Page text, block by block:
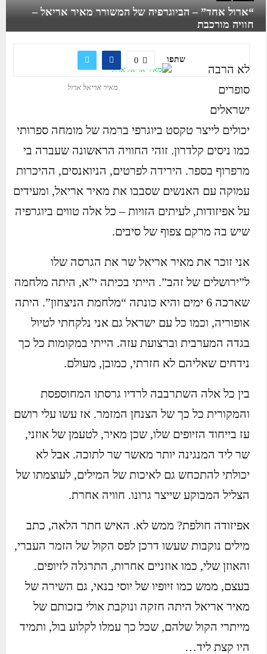
“ארול אחד” – הביוגרפיה של המשורר מאיר אריאל –
חוויה מורכבת
שתפו 0
מאיר אריאל ארול
לא הרבה
סופרים
ישראלים
יכולים לייצר טקסט ביוגרפי ברמה של מומחה ספרותי
כמו ניסים קלדרון. זוהי החוויה הראשונה שעברה בי
מרפרוף בספר. הירידה לפרטים, הניואנסים, ההיכרות
עמוקה עם האנשים שסבבו את מאיר אריאל, ומעידים
על אפיזודות, לעיתים הזויות – כל אלה טווים ביוגרפיה
שיש בה מרקם צפוף של סיבים.
אני זוכר את מאיר אריאל שר את הגרסה שלו
ל”ירושלים של זהב”. הייתי בכיתה י”א, היתה מלחמה
שארכה 6 ימים והיא כונתה “מלחמת הניצחון”. היתה
אופוריה, וכמו כל עם ישראל גם אני נלקחתי לטיול
בגדה המערבית וברצועת עזה. הייתי במקומות כל כך
נידחים שאליהם לא חזרתי, כמובן, מעולם.
בין כל אלה השתרבבה לרדיו גרסתו המחוספסת
והמקורית כל כך של הצנחן המזמר. אז עשו עלי רושם
עז בייחוד הזיופים שלו, שכן מאיר, לטעמן של אוזני,
שר ליד המנגינה יותר מאשר שר לתוכה. אבל לא
יכולתי להתכחש גם לאיכות של המילים, לעוצמתו של
הצליל המבוקע שייצר גרונו. חוויה אחרת.
אפיזודה חולפת? ממש לא. האיש חתר הלאה, כתב
מילים נוקבות שעשו דרכן לפס הקול של הזמר העברי,
והאוזן שלי, כמו אוזניים אחרות, התרגלה לזיופים.
בעצם, ממש כמו זיופיו של יוסי בנאי, גם השירה של
מאיר אריאל היתה חזקה ונוקבת אולי בזכותם של
מייתרי הקול שלהם, שכל כך עמלו לקלוע בול, ותמיד
היו קצת ליד…